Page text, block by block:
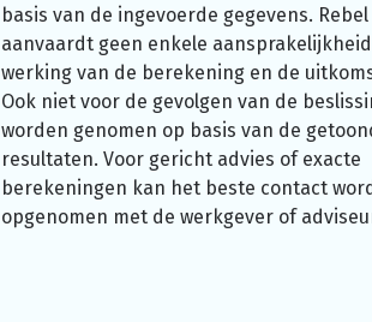
basis van de ingevoerde gegevens. Rebel
aanvaardt geen enkele
werking van de berekening en de
Ook niet voor de gevolgen van de
worden genomen op basis van de
resultaten. Voor gericht advies of exacte
berekeningen kan het beste contact
opgenomen met de werkgever of